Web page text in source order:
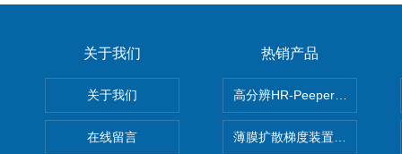
关于我们
关于我们
在线留言
热销产品
高分辨HR-Peeper采样器孔隙
薄膜扩散梯度装置 Agl DGT